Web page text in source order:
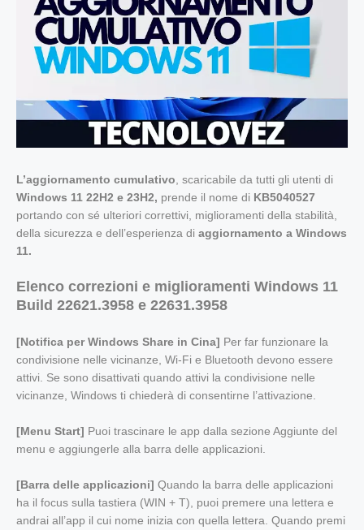
L’aggiornamento cumulativo , scaricabile da tutti gli utenti di
Windows 11 22H2 e 23H2, prende il nome di KB5040527
portando con sé ulteriori correttivi, miglioramenti della stabilità,
della sicurezza e dell’esperienza di aggiornamento a Windows
11.
Elenco correzioni e miglioramenti Windows 11
Build 22621.3958 e 22631.3958
[Notifica per Windows Share in Cina] Per far funzionare la
condivisione nelle vicinanze, Wi-Fi e Bluetooth devono essere
attivi. Se sono disattivati ​​quando attivi la condivisione nelle
vicinanze, Windows ti chiederà di consentirne l’attivazione.
[Menu Start] Puoi trascinare le app dalla sezione Aggiunte del
menu e aggiungerle alla barra delle applicazioni.
[Barra delle applicazioni] Quando la barra delle applicazioni
ha il focus sulla tastiera (WIN + T), puoi premere una lettera e
andrai all’app il cui nome inizia con quella lettera. Quando premi